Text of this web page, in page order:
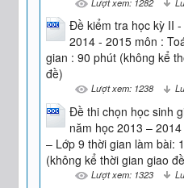
Đề kiểm tra học kỳ II
2014 - 2015 môn :
gian : 90 phút (không kể
đề)
Lượt xem: 1238
Đề thi chọn học sinh
năm học 2013 –
– Lớp 9 thời gian làm bài:
(không kể thời gian giao
Lượt xem: 1323